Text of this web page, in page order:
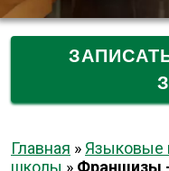
Главная » Языковые
школы » Франшизы